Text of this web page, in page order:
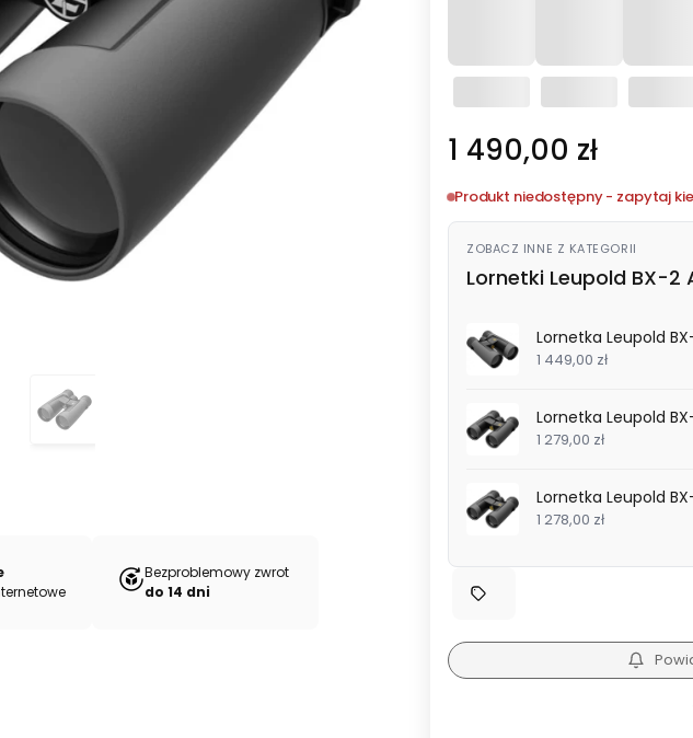
Bezproblemowy zwrot
do 14 dni
Cena
1 490,00 zł
Produkt niedostępny - zapytaj
ZOBACZ INNE Z KATEGORII
Lornetki Leupold BX-2
Lornetka Leupold
1 449,00 zł
Lornetka Leupold
1 279,00 zł
Lornetka Leupold
1 278,00 zł